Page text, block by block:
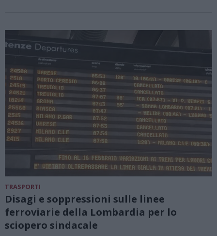
TRASPORTI
Disagi e soppressioni sulle linee
ferroviarie della Lombardia per lo
sciopero sindacale